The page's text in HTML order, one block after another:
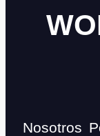
Nosotros